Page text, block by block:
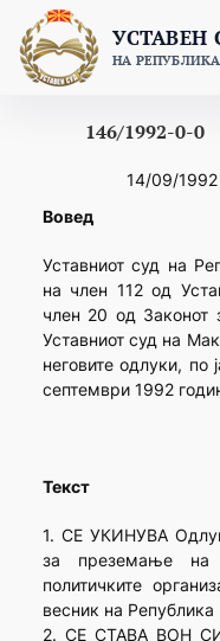
content
УСТАВЕН
НА
146/1992-0-0
14/09/1992
Вовед
Уставниот суд на
на член 112 од
член 20 од Законот
Уставниот суд на
неговите одлуки, по
септември 1992
Текст
1. СЕ УКИНУВА
за преземање на
политичките
весник на
2. СЕ СТАВА ВОН